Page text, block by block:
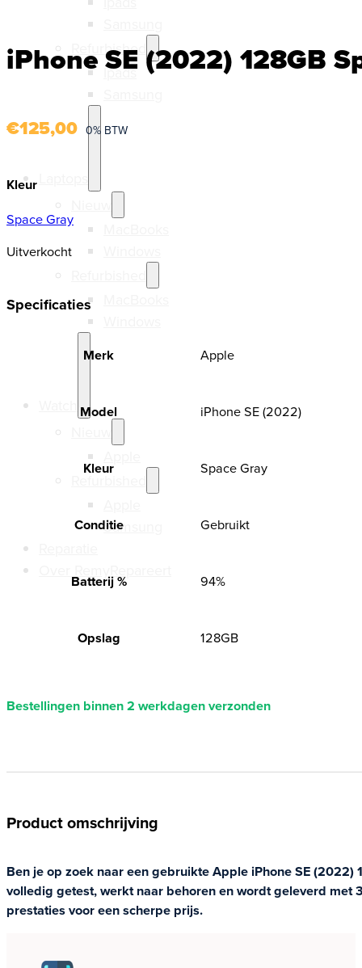
Refurbished
Ipads
Samsung
iPhone SE (2022) 128GB
€125,00 0% BTW
Kleur
Space Gray
Uitverkocht
Specificaties
Merk Apple
Model iPhone SE (2022)
Kleur Space Gray
Conditie Gebruikt
Batterij % 94%
Opslag 128GB
Bestellingen binnen 2 werkdagen verzonden
Product omschrijving
Ben je op zoek naar een gebruikte Apple iPhone SE
volledig getest, werkt naar behoren en wordt geleverd met
prestaties voor een scherpe prijs.